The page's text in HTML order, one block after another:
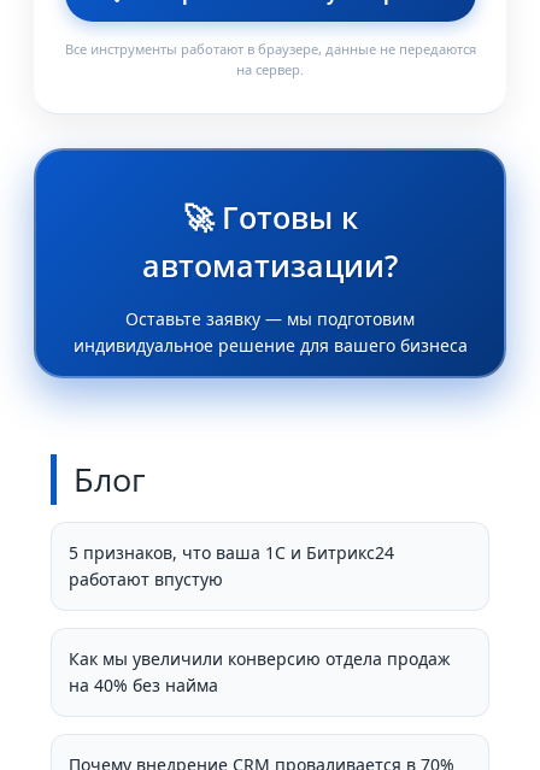
Все инструменты работают в браузере, данные не передаются
на сервер.
🚀 Готовы к
автоматизации?
Оставьте заявку — мы подготовим
индивидуальное решение для вашего бизнеса
Блог
5 признаков, что ваша 1С и Битрикс24
работают впустую
Как мы увеличили конверсию отдела продаж
на 40% без найма
Почему внедрение CRM проваливается в 70%